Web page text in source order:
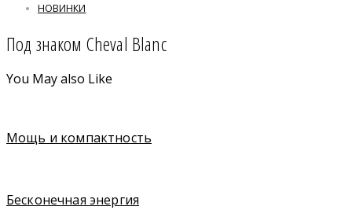
НОВИНКИ
Под знаком Cheval Blanc
You May also Like
Мощь и компактность
Бесконечная энергия